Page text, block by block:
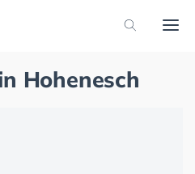
Hohenesch